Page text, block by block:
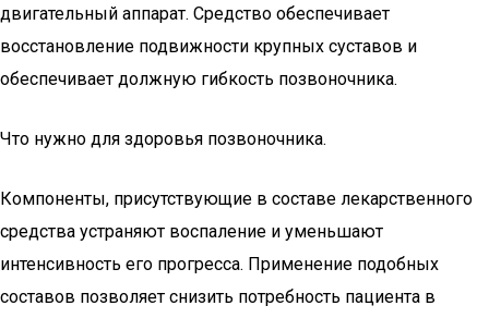
двигательный аппарат. Средство обеспечивает
восстановление подвижности крупных суставов и
обеспечивает должную гибкость позвоночника.
Что нужно для здоровья позвоночника.
Компоненты, присутствующие в составе лекарственного
средства устраняют воспаление и уменьшают
интенсивность его прогресса. Применение подобных
составов позволяет снизить потребность пациента в